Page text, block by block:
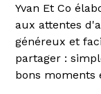
Yvan Et Co
aux attentes
généreux et
partager :
bons moments